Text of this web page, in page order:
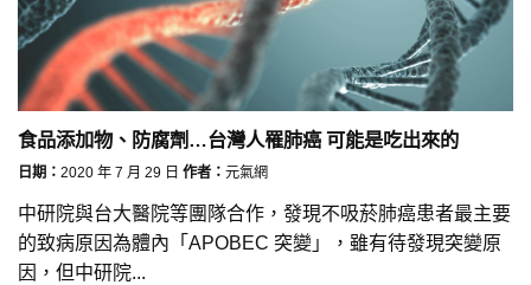
食品添加物、防腐劑…台灣人罹肺癌 可能是吃出來的
日期： 2020 年 7 月 29 日 作者： 元氣網
中研院與台大醫院等團隊合作，發現不吸菸肺癌患者最主要
的致病原因為體內「APOBEC 突變」，雖有待發現突變原
因，但中研院...